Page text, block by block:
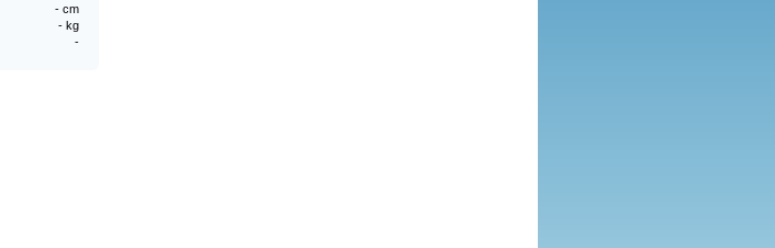
- cm
- kg
-